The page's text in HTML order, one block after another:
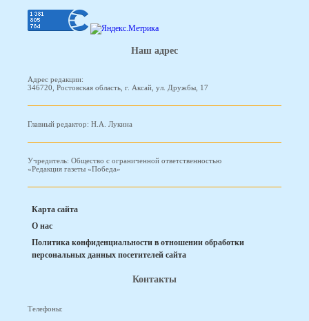
Наш адрес
Адрес редакции:
346720, Ростовская область, г. Аксай, ул. Дружбы, 17
Главный редактор: Н.А. Лукина
Учредитель: Общество с ограниченной ответственностью
«Редакция газеты «Победа»
Карта сайта
О нас
Политика конфиденциальности в отношении обработки
персональных данных посетителей сайта
Контакты
Телефоны: